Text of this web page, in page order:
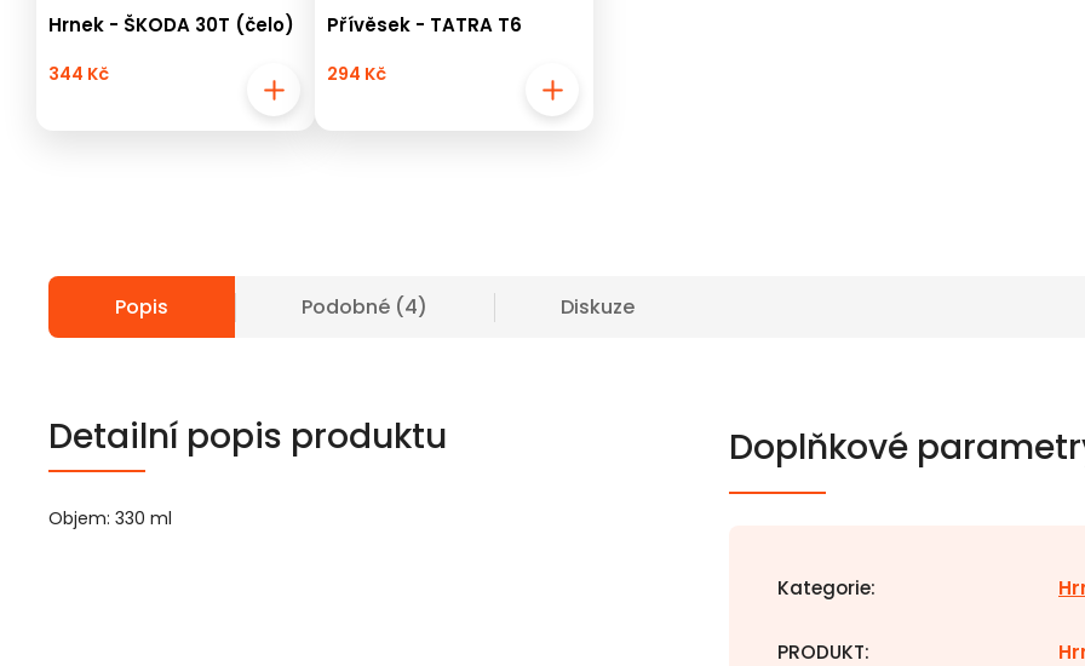
Hrnek - ŠKODA 30T (čelo)
344 Kč
Přívěsek - TATRA T6
294 Kč
Popis Podobné (4) Diskuze
Detailní popis produktu
Objem: 330 ml
Doplňkové
Kategorie:
PRODUKT: